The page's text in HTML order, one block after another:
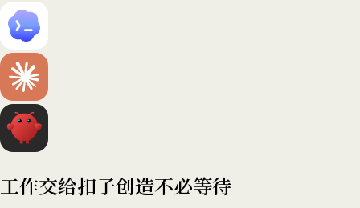
工作交给扣子创造不必等待